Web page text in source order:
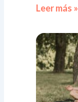
Leer más »